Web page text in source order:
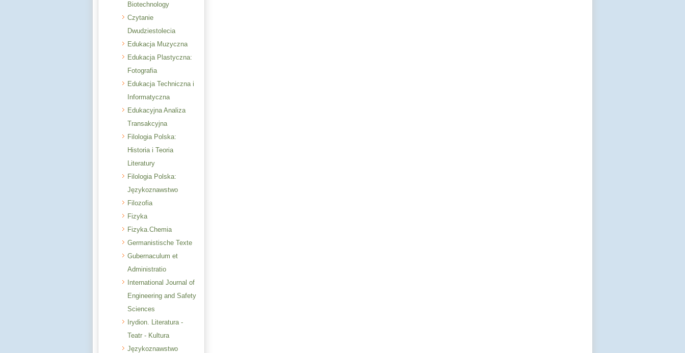
Biotechnology
Czytanie
Dwudziestolecia
Edukacja Muzyczna
Edukacja Plastyczna:
Fotografia
Edukacja Techniczna i
Informatyczna
Edukacyjna Analiza
Transakcyjna
Filologia Polska:
Historia i Teoria
Literatury
Filologia Polska:
Językoznawstwo
Filozofia
Fizyka
Fizyka.Chemia
Germanistische Texte
Gubernaculum et
Administratio
International Journal of
Engineering and Safety
Sciences
Irydion. Literatura -
Teatr - Kultura
Językoznawstwo